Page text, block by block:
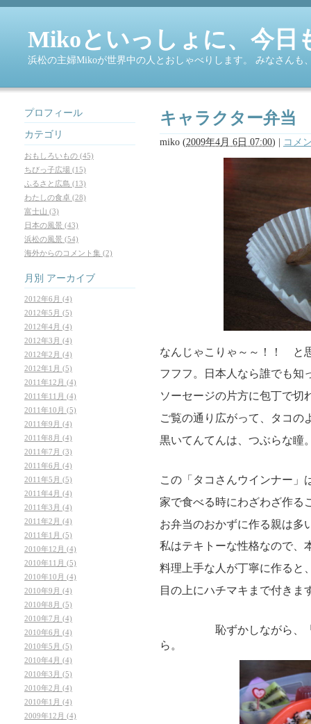
Mikoといっしょに、今日
浜松の主婦Mikoが世界中の人とおしゃべりします。 みなさんも
キャラクター弁当
miko (2009年4月 6日 07:00) | コメ
なんじゃこりゃ～～！！ と
フフフ。日本人なら誰でも知
ソーセージの片方に包丁で切
ご覧の通り広がって、
タコの
黒いてんてんは、つぶらな
この 「タコさんウインナー
家で食べる時にわざわざ作る
お弁当のおかずに作る親は多
私はテキトーな性格なので、
料理上手な人が丁寧に作ると
目の上にハチマキまで付きま
恥ずかしながら、「タ
ら。
プロフィール
カテゴリ
おもしろいもの (45)
ちびっ子広場 (15)
ふるさと広島 (13)
わたしの食卓 (28)
富士山 (3)
日本の風景 (43)
浜松の風景 (54)
海外からのコメント集 (2)
月別 アーカイブ
2012年6月 (4)
2012年5月 (5)
2012年4月 (4)
2012年3月 (4)
2012年2月 (4)
2012年1月 (5)
2011年12月 (4)
2011年11月 (4)
2011年10月 (5)
2011年9月 (4)
2011年8月 (4)
2011年7月 (3)
2011年6月 (4)
2011年5月 (5)
2011年4月 (4)
2011年3月 (4)
2011年2月 (4)
2011年1月 (5)
2010年12月 (4)
2010年11月 (5)
2010年10月 (4)
2010年9月 (4)
2010年8月 (5)
2010年7月 (4)
2010年6月 (4)
2010年5月 (5)
2010年4月 (4)
2010年3月 (5)
2010年2月 (4)
2010年1月 (4)
2009年12月 (4)